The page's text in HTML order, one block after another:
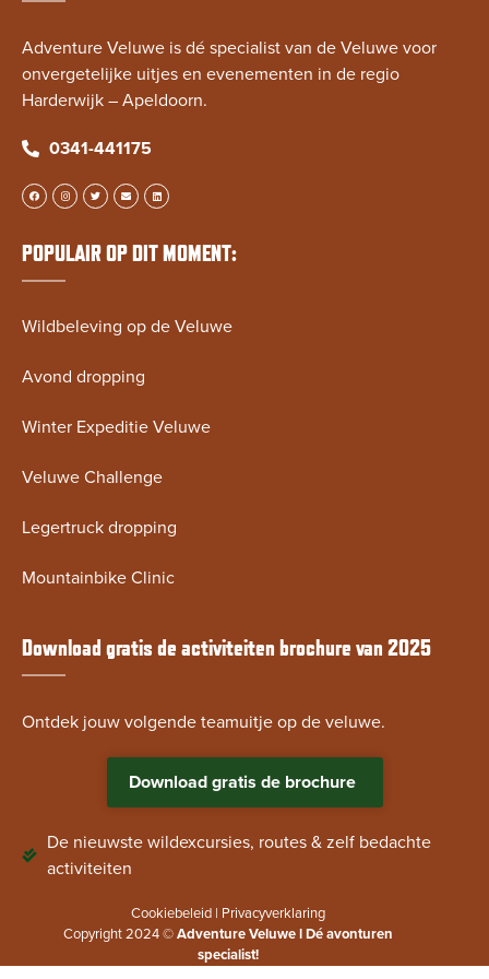
Adventure Veluwe is dé specialist van de Veluwe voor
onvergetelijke uitjes en evenementen in de regio
Harderwijk – Apeldoorn.
0341-441175
POPULAIR OP DIT MOMENT:
Wildbeleving op de Veluwe
Avond dropping
Winter Expeditie Veluwe
Veluwe Challenge
Legertruck dropping
Mountainbike Clinic
Download gratis de activiteiten brochure van 2025
Ontdek jouw volgende teamuitje op de veluwe.
Download gratis de brochure
De nieuwste wildexcursies, routes & zelf bedachte
activiteiten
Cookiebeleid | Privacyverklaring
Copyright 2024 ©Adventure Veluwe l Dé avonturen
specialist!